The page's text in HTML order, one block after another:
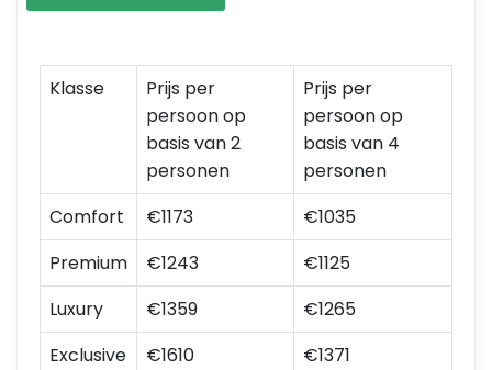
Klasse
Prijs per
persoon op
basis van 2
personen
Prijs per
persoon op
basis van 4
personen
Comfort
€1173
€1035
Premium
€1243
€1125
Luxury
€1359
€1265
Exclusive
€1610 €1371